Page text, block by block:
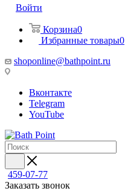
Войти
Корзина0
Избранные товары0
shoponline@bathpoint.ru
Вконтакте
Telegram
YouTube
459-07-77
Заказать звонок